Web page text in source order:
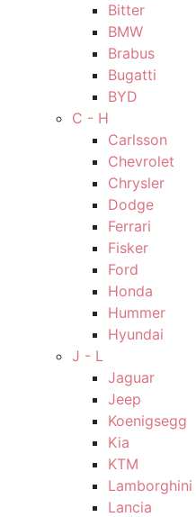
Bitter
BMW
Brabus
Bugatti
BYD
C - H
Carlsson
Chevrolet
Chrysler
Dodge
Ferrari
Fisker
Ford
Honda
Hummer
Hyundai
J - L
Jaguar
Jeep
Koenigsegg
Kia
KTM
Lamborghini
Lancia